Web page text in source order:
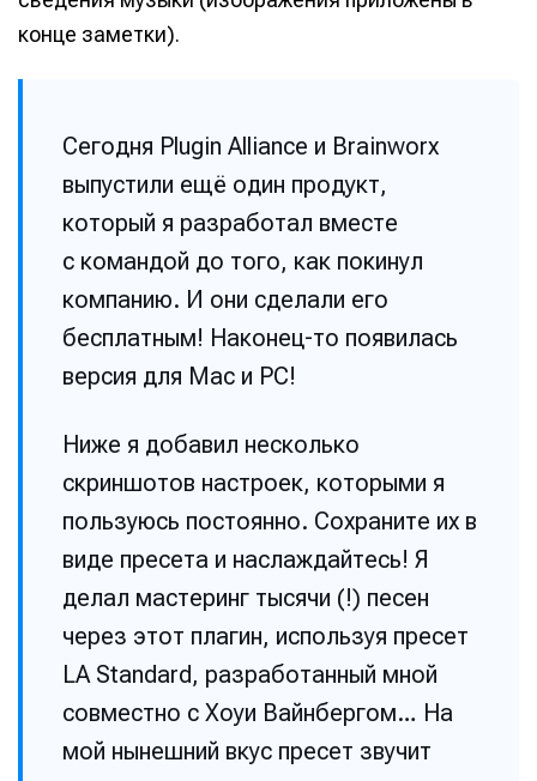
конце заметки).
Сегодня Plugin Alliance и Brainworx
выпустили ещё один продукт,
который я разработал вместе
с командой до того, как покинул
компанию. И они сделали его
бесплатным! Наконец-то появилась
версия для Mac и PC!
Ниже я добавил несколько
скриншотов настроек, которыми я
пользуюсь постоянно. Сохраните их в
виде пресета и наслаждайтесь! Я
делал мастеринг тысячи (!) песен
через этот плагин, используя пресет
LA Standard, разработанный мной
совместно с Хоуи Вайнбергом… На
мой нынешний вкус пресет звучит